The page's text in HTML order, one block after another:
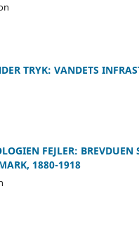
TRYK: VANDETS
FEJLER:
1880-1918